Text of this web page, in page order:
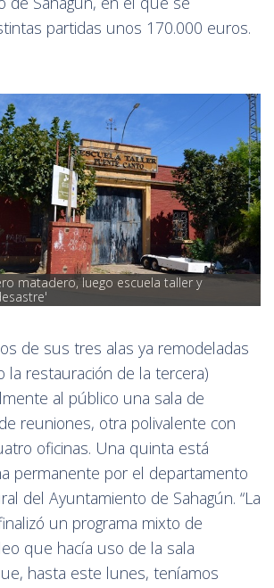
partidas unos 170.000 euros.
matadero, luego escuela taller y
de sus tres alas ya remodeladas
la restauración de la tercera)
al público una sala de
reuniones, otra polivalente con
oficinas. Una quinta está
permanente por el departamento
del Ayuntamiento de Sahagún. “La
un programa mixto de
que hacía uso de la sala
hasta este lunes, teníamos